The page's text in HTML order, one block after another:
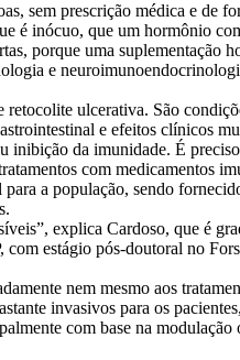
sem prescrição médica e de
é inócuo, que um hormônio
porque uma suplementação
e
ulcerativa. São
e efeitos clínicos
inibição da imunidade. É
com medicamentos
a população, sendo
explica Cardoso, que é
estágio pós-doutoral no
nem mesmo aos
invasivos para os
com base na modulação